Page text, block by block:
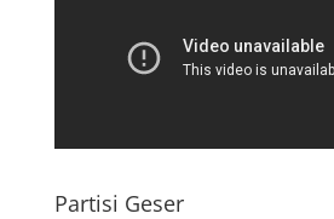
Partisi Geser